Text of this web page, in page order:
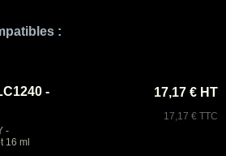
:
-
-
16 ml
17,17 € HT
17,17 € TTC